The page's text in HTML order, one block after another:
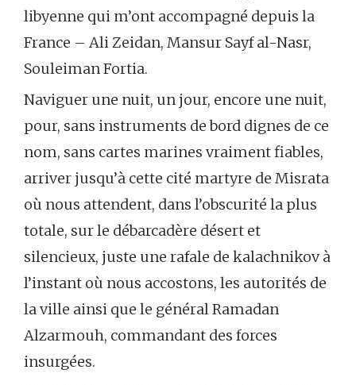
libyenne qui m’ont accompagné depuis la
France – Ali Zeidan, Mansur Sayf al-Nasr,
Souleiman Fortia.
Naviguer une nuit, un jour, encore une nuit,
pour, sans instruments de bord dignes de ce
nom, sans cartes marines vraiment fiables,
arriver jusqu’à cette cité martyre de Misrata
où nous attendent, dans l’obscurité la plus
totale, sur le débarcadère désert et
silencieux, juste une rafale de kalachnikov à
l’instant où nous accostons, les autorités de
la ville ainsi que le général Ramadan
Alzarmouh, commandant des forces
insurgées.